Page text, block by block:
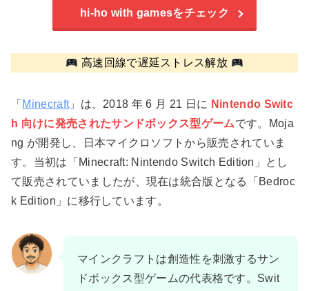
hi-ho with gamesをチェック
高速回線で遅延ストレス解放
「 Minecraft」は、2018 年 6 月 21 日に Nintendo Switc
h 向けに発売されたサンドボックス型ゲームです。Moja
ng が開発し、日本マイクロソフトから販売されていま
す。当初は「Minecraft: Nintendo Switch Edition」とし
て販売されていましたが、現在は統合版となる「Bedroc
k Edition」に移行しています。
マインクラフトは創造性を刺激するサン
ドボックス型ゲームの代表格です。Swit